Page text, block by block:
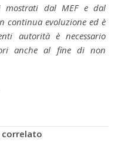
mostrati dal MEF e dal
continua evoluzione ed è
autorità è necessario
anche al fine di non
correlato